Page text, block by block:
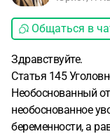
Общаться в
Здравствуйте.
Статья 145
Необоснованный
необоснованное
беременности, а